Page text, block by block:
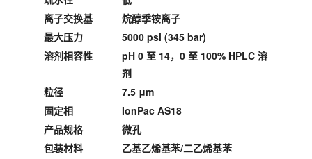
离子交换基
烷醇季铵离子
最大压力
5000 psi (345 bar)
溶剂相容性
pH 0 至 14，0 至 100% HPLC 溶
剂
粒径
7.5 μm
固定相
IonPac AS18
产品规格
微孔
包装材料
乙基乙烯基苯/二乙烯基苯